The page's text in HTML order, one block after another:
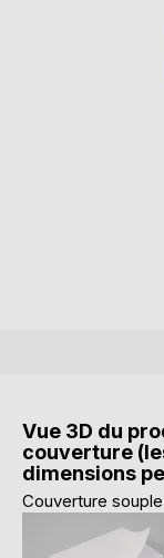
Vue 3D du
couverture
dimensions
Couverture souple